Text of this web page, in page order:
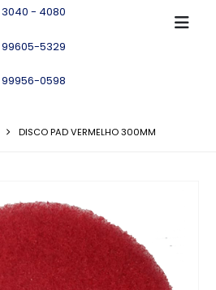
3040 - 4080
99605-5329
99956-0598
DISCO PAD VERMELHO 300MM